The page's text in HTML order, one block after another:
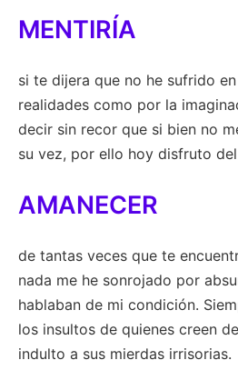
2023
MENTIRÍA
si te dijera que no he sufrido
realidades como por la
decir sin recor que si bien no
su vez, por ello hoy disfruto del
AMANECER
de tantas veces que te
nada me he sonrojado por
hablaban de mi condición.
los insultos de quienes creen
indulto a sus mierdas irrisorias.